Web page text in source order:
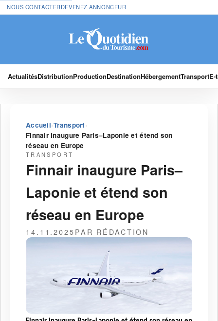
NOUS CONTACTERDEVENEZ ANNONCEUR
ActualitésDistributionProductionDestinationHébergementTransport
Accueil›Transport ›
Finnair inaugure Paris–Laponie et étend son
réseau en Europe
TRANSPORT
Finnair inaugure Paris–
Laponie et étend son
réseau en Europe
14.11.2025PAR RÉDACTION